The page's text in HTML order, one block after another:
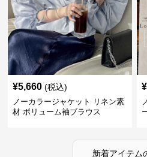
¥5,660 (税込)
ノーカラージャケット リネン素
材 ボリューム袖ブラウス
¥
新着アイテム